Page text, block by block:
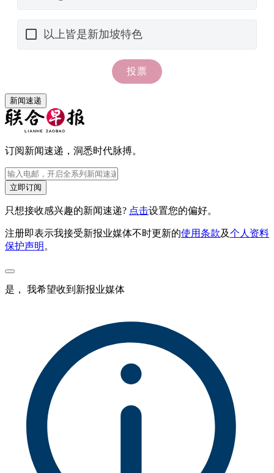
新闻速递
订阅新闻速递，洞悉时代脉搏。
立即订阅
只想接收感兴趣的新闻速递? 点击设置您的偏好。
注册即表示我接受新报业媒体不时更新的使用条款及个人资料
保护声明 。
是， 我希望收到新报业媒体